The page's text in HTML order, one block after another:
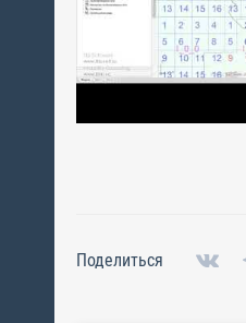
Поделиться